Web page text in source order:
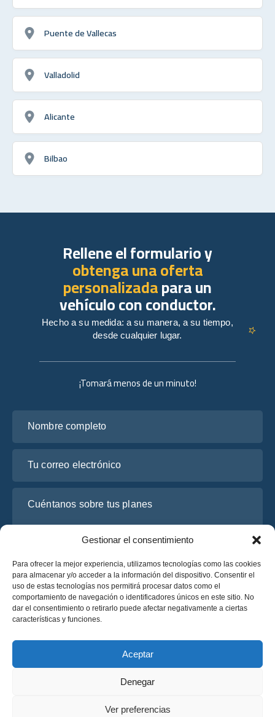
Gestionar el consentimiento
Para ofrecer la mejor experiencia, utilizamos tecnologías como las cookies
para almacenar y/o acceder a la información del dispositivo. Consentir el
uso de estas tecnologías nos permitirá procesar datos como el
comportamiento de navegación o identificadores únicos en este sitio. No
dar el consentimiento o retirarlo puede afectar negativamente a ciertas
características y funciones.
Aceptar
Denegar
Ver preferencias
Puente de Vallecas
Valladolid
Alicante
Bilbao
¡Tomará menos de un minuto!
He leído y acepto la
Solicite un presupuesto
Solicite un presupuesto
Rellene el formulario y
obtenga una oferta
personalizadapara un
vehículo con conductor.
Hecho a su medida: a su manera, a su tiempo,
desde cualquier lugar.